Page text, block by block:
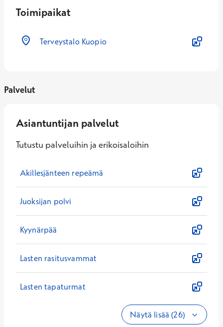
Toimipaikat
Terveystalo Kuopio
Palvelut
Asiantuntijan palvelut
Tutustu palveluihin ja erikoisaloihin
Akillesjänteen repeämä
Juoksijan polvi
Kyynärpää
Lasten rasitusvammat
Lasten tapaturmat
Näytä lisää (26)